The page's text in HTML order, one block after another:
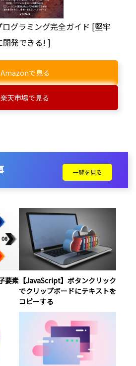
グラミング完全ガイド [堅牢
開発できる! ]
Amazonで見る
楽天市場で見る
要素 【JavaScript】ボタンクリック
でクリップボードにテキストを
コピーする
一覧を見る